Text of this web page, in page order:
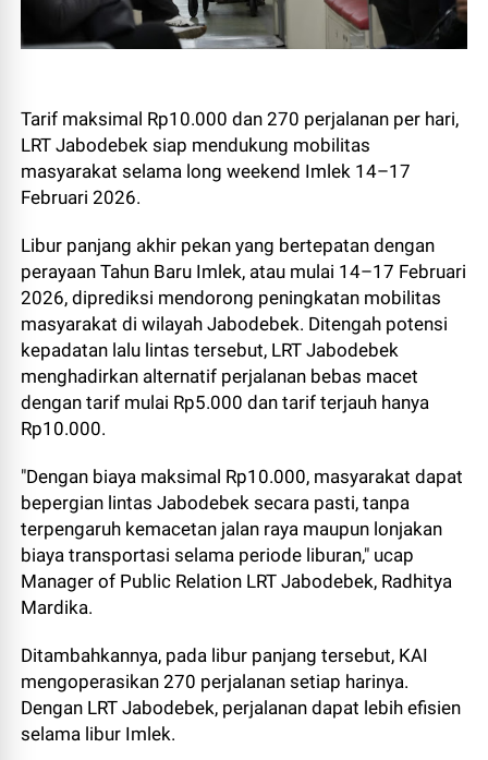
Tarif maksimal Rp10.000 dan 270 perjalanan per hari,
LRT Jabodebek siap mendukung mobilitas
masyarakat selama long weekend Imlek 14–17
Februari 2026.
Libur panjang akhir pekan yang bertepatan dengan
perayaan Tahun Baru Imlek, atau mulai 14–17 Februari
2026, diprediksi mendorong peningkatan mobilitas
masyarakat di wilayah Jabodebek. Ditengah potensi
kepadatan lalu lintas tersebut, LRT Jabodebek
menghadirkan alternatif perjalanan bebas macet
dengan tarif mulai Rp5.000 dan tarif terjauh hanya
Rp10.000.
"Dengan biaya maksimal Rp10.000, masyarakat dapat
bepergian lintas Jabodebek secara pasti, tanpa
terpengaruh kemacetan jalan raya maupun lonjakan
biaya transportasi selama periode liburan," ucap
Manager of Public Relation LRT Jabodebek, Radhitya
Mardika.
Ditambahkannya, pada libur panjang tersebut, KAI
mengoperasikan 270 perjalanan setiap harinya.
Dengan LRT Jabodebek, perjalanan dapat lebih efisien
selama libur Imlek.